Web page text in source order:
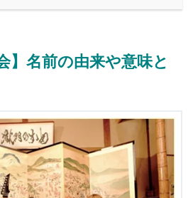
】名前の由来や意味と